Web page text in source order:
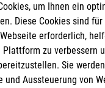
Hilfsdienst e.V.
und Caritas eG
0120 1201 2280 14
um Ihnen ein
Diese Cookies sind
erforderlich,
Plattform zu verbessern
Sie
und Aussteuerung von